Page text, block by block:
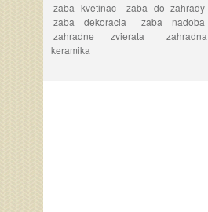
zaba kvetinac
zaba do zahrady
zaba dekoracia
zaba nadoba
zahradne zvierata
zahradna
keramika